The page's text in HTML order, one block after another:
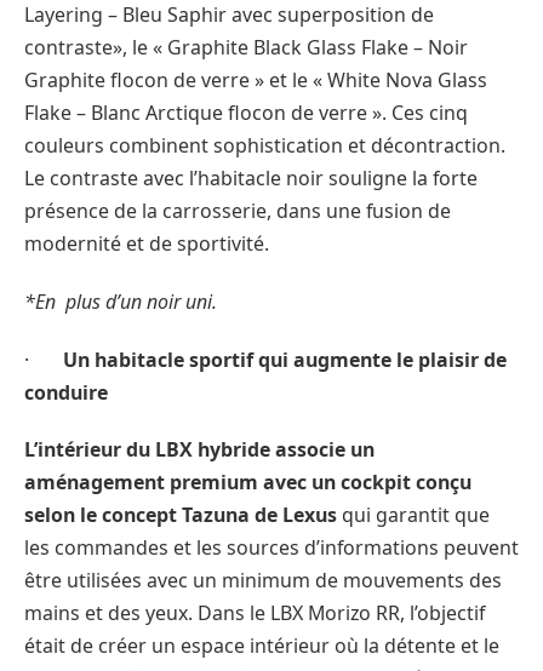
Layering – Bleu Saphir avec superposition de
contraste», le « Graphite Black Glass Flake – Noir
Graphite flocon de verre » et le « White Nova Glass
Flake – Blanc Arctique flocon de verre ». Ces cinq
couleurs combinent sophistication et décontraction.
Le contraste avec l’habitacle noir souligne la forte
présence de la carrosserie, dans une fusion de
modernité et de sportivité.
*En plus d’un noir uni.
· Un habitacle sportif qui augmente le plaisir de
conduire
L’intérieur du LBX hybride associe un
aménagement premium avec un cockpit conçu
selon le concept Tazuna de Lexus qui garantit que
les commandes et les sources d’informations peuvent
être utilisées avec un minimum de mouvements des
mains et des yeux. Dans le LBX Morizo RR, l’objectif
était de créer un espace intérieur où la détente et le